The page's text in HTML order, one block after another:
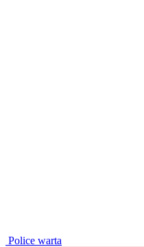
Police warta